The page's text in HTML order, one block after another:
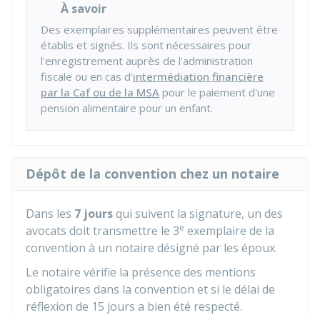
À savoir
Des exemplaires supplémentaires peuvent être
établis et signés. Ils sont nécessaires pour
l'enregistrement auprès de l'administration
fiscale ou en cas d'intermédiation financière
par la Caf ou de la MSA pour le paiement d'une
pension alimentaire pour un enfant.
Dépôt de la convention chez un notaire
Dans les 7 joursqui suivent la signature, un des
avocats doit transmettre le 3e exemplaire de la
convention à un notaire désigné par les époux.
Le notaire vérifie la présence des mentions
obligatoires dans la convention et si le délai de
réflexion de 15 jours a bien été respecté.